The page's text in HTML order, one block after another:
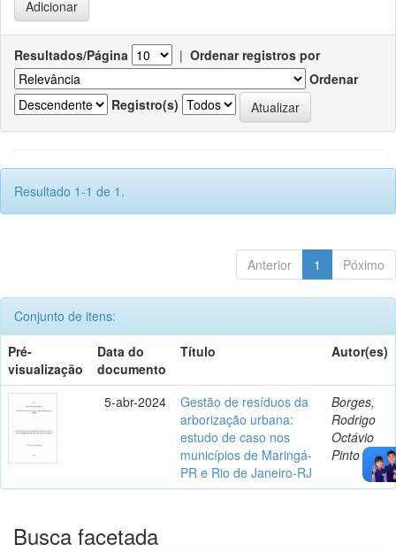
Resultados/Página | Ordenar registros por
Ordenar
Registro(s)
Resultado 1-1 de 1.
Anterior 1 Póximo
Conjunto de itens:
Pré-
visualização
Data do
documento
Título Autor(es)
5-abr-2024
Gestão de resíduos da
arborização urbana:
estudo de caso nos
municípios de Maringá-
PR e Rio de Janeiro-RJ
Borges,
Rodrigo
Octávio
Pinto
Busca facetada